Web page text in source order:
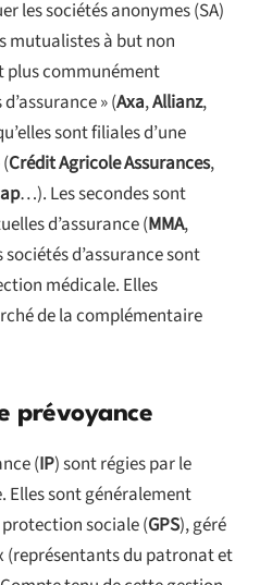
les sociétés anonymes (SA)
mutualistes à but non
plus communément
» (Axa,Allianz,
sont filiales d’une
Crédit Agricole Assurances,
…). Les secondes sont
d’assurance (MMA,
d’assurance sont
médicale. Elles
de la complémentaire
prévoyance
(IP) sont régies par le
Elles sont généralement
sociale (GPS), géré
(représentants du patronat et